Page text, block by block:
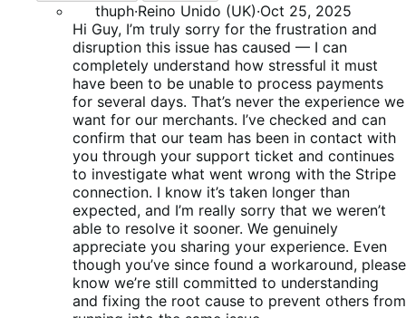
thuph·Reino Unido (UK)·Oct 25, 2025
Hi Guy, I’m truly sorry for the frustration and
disruption this issue has caused — I can
completely understand how stressful it must
have been to be unable to process payments
for several days. That’s never the experience we
want for our merchants. I’ve checked and can
confirm that our team has been in contact with
you through your support ticket and continues
to investigate what went wrong with the Stripe
connection. I know it’s taken longer than
expected, and I’m really sorry that we weren’t
able to resolve it sooner. We genuinely
appreciate you sharing your experience. Even
though you’ve since found a workaround, please
know we’re still committed to understanding
and fixing the root cause to prevent others from